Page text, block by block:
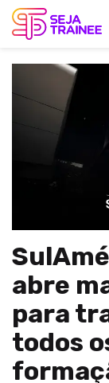
abre
para
todos